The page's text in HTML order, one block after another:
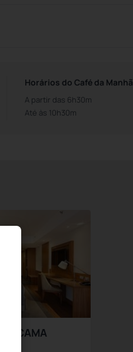
Horários do Café da Manhã
A partir das 6h30m
Até às 10h30m
CAMA